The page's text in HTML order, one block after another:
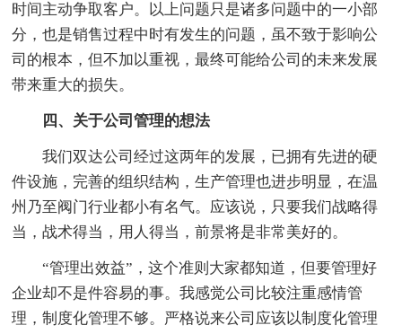
时间主动争取客户。以上问题只是诸多问题中的一小部
分，也是销售过程中时有发生的问题，虽不致于影响公
司的根本，但不加以重视，最终可能给公司的未来发展
带来重大的损失。
四、关于公司管理的想法
我们双达公司经过这两年的发展，已拥有先进的硬
件设施，完善的组织结构，生产管理也进步明显，在温
州乃至阀门行业都小有名气。应该说，只要我们战略得
当，战术得当，用人得当，前景将是非常美好的。
“管理出效益”，这个准则大家都知道，但要管理好
企业却不是件容易的事。我感觉公司比较注重感情管
理，制度化管理不够。严格说来公司应该以制度化管理